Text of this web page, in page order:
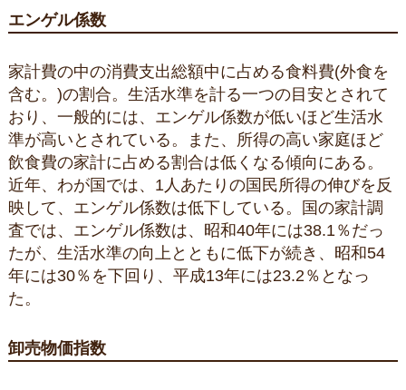
エンゲル係数
家計費の中の消費支出総額中に占める食料費(外食を
含む。)の割合。生活水準を計る一つの目安とされて
おり、一般的には、エンゲル係数が低いほど生活水
準が高いとされている。また、所得の高い家庭ほど
飲食費の家計に占める割合は低くなる傾向にある。
近年、わが国では、1人あたりの国民所得の伸びを反
映して、エンゲル係数は低下している。国の家計調
査では、エンゲル係数は、昭和40年には38.1％だっ
たが、生活水準の向上とともに低下が続き、昭和54
年には30％を下回り、平成13年には23.2％となっ
た。
卸売物価指数